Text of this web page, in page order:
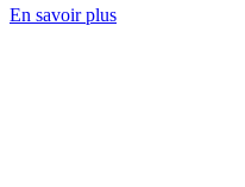
En savoir plus